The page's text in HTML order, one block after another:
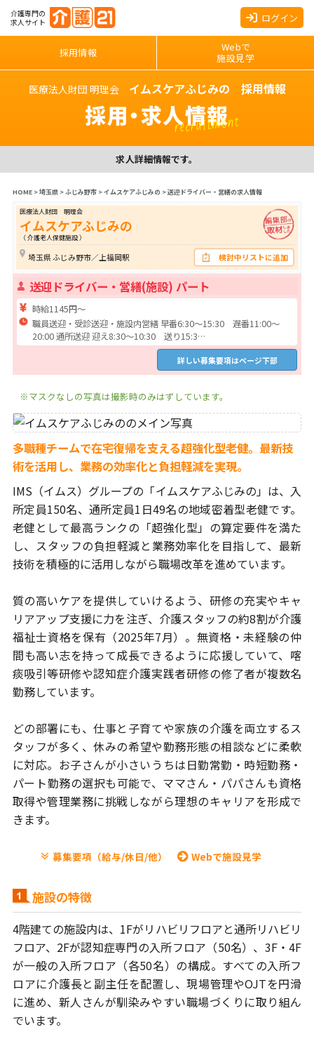
介護専門の
求人サイト
ログイン
採用情報
Webで
施設見学
医療法人財団 明理会 イムスケアふじみの 採用情報
採用・求人情報
recruitment
求人詳細情報です。
HOME>埼玉県>ふじみ野市>イムスケアふじみの >送迎ドライバー・営繕の求人情報
医療法人財団 明理会
イムスケアふじみの
（ 介護老人保健施設 ）
埼玉県 ふじみ野市／上福岡駅 検討中リストに追加
送迎ドライバー・営繕(施設) パート
時給1145円～
職員送迎・受診送迎・施設内営繕 早番6:30～15:30 遅番11:00～
20:00 通所送迎 迎え8:30～10:30 送り15:3…
詳しい募集要項はページ下部
※マスクなしの写真は撮影時のみはずしています。
多職種チームで在宅復帰を支える超強化型老健。 最新技
術を活用し、業務の効率化と負担軽減を実現。
IMS（イムス）グループの「イムスケアふじみの」は、入
所定員150名、 通所定員1日49名の地域密着型老健です。
老健として最高ランクの 「超強化型」の算定要件を満た
し、スタッフの負担軽減と業務効率化を 目指して、最新
技術を積極的に活用しながら職場改革を進めています。
質の高いケアを提供していけるよう、研修の充実やキャ
リアアップ支援に力を注ぎ、介護スタッフの約8割が介護
福祉士資格を保有（2025年7月）。 無資格・未経験の仲
間も高い志を持って成長できるように応援していて、 喀
痰吸引等研修や認知症介護実践者研修の修了者が複数名
勤務しています。
どの部署にも、仕事と子育てや家族の介護を両立するス
タッフが多く、休みの希望や勤務形態の相談などに柔軟
に対応。お子さんが小さいうちは日勤常勤・時短勤務・
パート勤務の選択も可能で、ママさん・パパさんも資格
取得や管理業務に挑戦しながら理想のキャリアを形成で
きます。
募集要項（給与/休日/他） Webで施設見学
施設の特徴
4階建ての施設内は、1Fがリハビリフロアと通所リハビリ
フロア、 2Fが認知症専門の入所フロア（50名）、3F・4F
が一般の入所フロア（各50名） の構成。すべての入所フ
ロアに介護長と副主任を配置し、現場管理やOJTを円滑
に進め、新人さんが馴染みやすい職場づくりに取り組ん
でいます。